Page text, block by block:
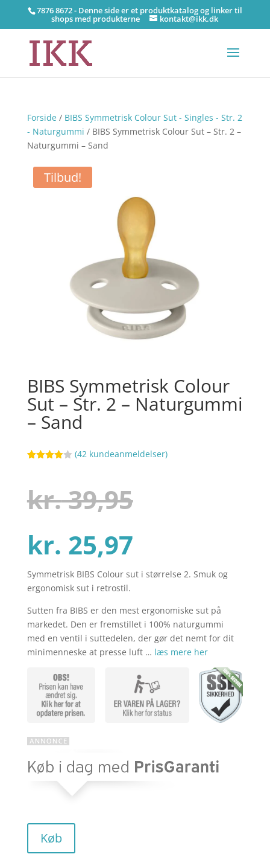
7876 8672 - Denne side er et produktkatalog og linker til
shops med produkterne kontakt@ikk.dk
Forside/ BIBS Symmetrisk Colour Sut - Singles - Str. 2
- Naturgummi / BIBS Symmetrisk Colour Sut – Str. 2 –
Naturgummi – Sand
Tilbud!
BIBS Symmetrisk Colour
Sut – Str. 2 – Naturgummi
– Sand
baseret
på
kundebed
(42 kundeanmeldelser)
kr.39,95
pris
var:
kr. 39,95.
kr. 25,97Den
aktuelle
pris
er:
kr. 25,97.
Symmetrisk BIBS Colour sut i størrelse 2. Smuk og
ergonomisk sut i retrostil.
Sutten fra BIBS er den mest ergonomiske sut på
markedet. Den er fremstillet i 100% naturgummi
med en ventil i suttedelen, der gør det nemt for dit
minimenneske at presse luft … læs mere her
Køb